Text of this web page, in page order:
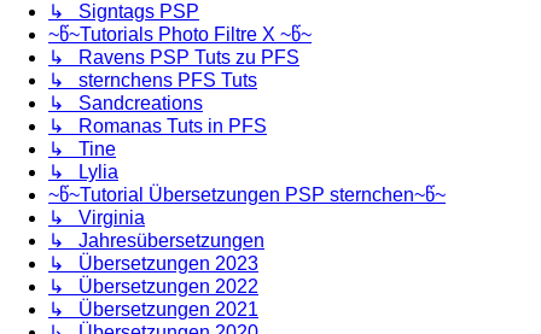
↳ Signtags PSP
~წ~Tutorials Photo Filtre X ~წ~
↳ Ravens PSP Tuts zu PFS
↳ sternchens PFS Tuts
↳ Sandcreations
↳ Romanas Tuts in PFS
↳ Tine
↳ Lylia
~წ~Tutorial Übersetzungen PSP sternchen~წ~
↳ Virginia
↳ Jahresübersetzungen
↳ Übersetzungen 2023
↳ Übersetzungen 2022
↳ Übersetzungen 2021